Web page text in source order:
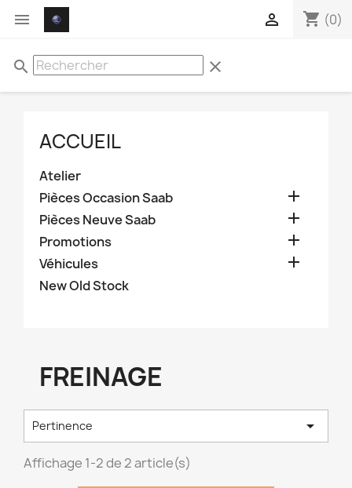
 shopping_cart (0)

search clear
ACCUEIL
Atelier
Pièces Occasion Saab

Pièces Neuve Saab 
Promotions 
Véhicules 
New Old Stock
FREINAGE
Pertinence 
Affichage 1-2 de 2 article(s)